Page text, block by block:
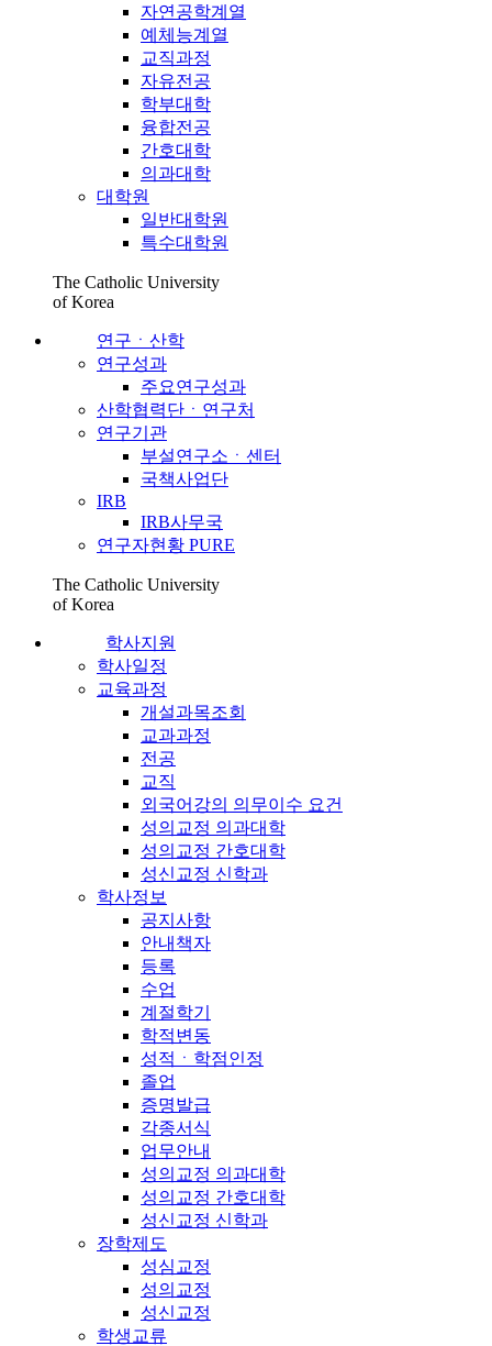
자연공학계열
예체능계열
교직과정
자유전공
학부대학
융합전공
간호대학
의과대학
대학원
일반대학원
특수대학원
The Catholic University
of Korea
연구ㆍ산학
연구성과
주요연구성과
산학협력단ㆍ연구처
연구기관
부설연구소ㆍ센터
국책사업단
IRB
IRB사무국
연구자현황 PURE
The Catholic University
of Korea
학사지원
학사일정
교육과정
개설과목조회
교과과정
전공
교직
외국어강의 의무이수 요건
성의교정 의과대학
성의교정 간호대학
성신교정 신학과
학사정보
공지사항
안내책자
등록
수업
계절학기
학적변동
성적ㆍ학점인정
졸업
증명발급
각종서식
업무안내
성의교정 의과대학
성의교정 간호대학
성신교정 신학과
장학제도
성심교정
성의교정
성신교정
학생교류